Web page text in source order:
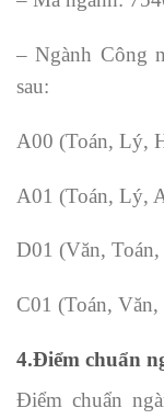
– Ngành Công
sau:
A00 (Toán, Lý,
A01 (Toán, Lý,
D01 (Văn,
C01 (Toán,
4.Điểm chuẩn
Điểm chuẩn